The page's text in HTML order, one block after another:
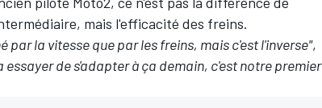
mais l'efficacité des freins.
par la vitesse que par les freins, mais c'est l'inverse",
essayer de s'adapter à ça demain, c'est notre premier